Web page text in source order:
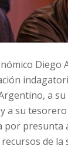
Diego
a
a su
por presunta
de la